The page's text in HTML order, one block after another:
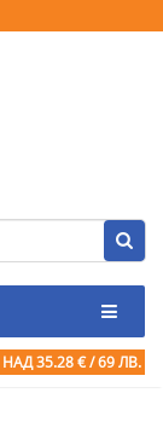
НАД 35.28 € / 69 ЛВ.